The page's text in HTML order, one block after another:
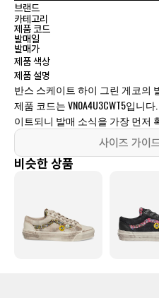
브랜드
카테고리
제품 코드
발매일
발매가
제품 색상
제품 설명
반스 스케이트 하이 그린 게코의
제품 코드는 VN0A4U3CWT5입니
이트되니 발매 소식을 가장 먼저
사이즈 가이
비슷한 상품